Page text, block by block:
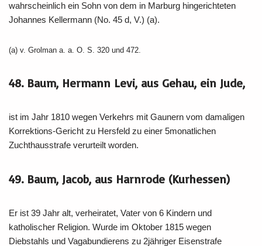
wahrscheinlich ein Sohn von dem in Marburg hingerichteten
Johannes Kellermann (No. 45 d, V.) (a).
(a) v. Grolman a. a. O. S. 320 und 472.
48. Baum, Hermann Levi, aus Gehau, ein Jude,
ist im Jahr 1810 wegen Verkehrs mit Gaunern vom damaligen
Korrektions-Gericht zu Hersfeld zu einer 5monatlichen
Zuchthausstrafe verurteilt worden.
49. Baum, Jacob, aus Harnrode (Kurhessen)
Er ist 39 Jahr alt, verheiratet, Vater von 6 Kindern und
katholischer Religion. Wurde im Oktober 1815 wegen
Diebstahls und Vagabundierens zu 2jähriger Eisenstrafe